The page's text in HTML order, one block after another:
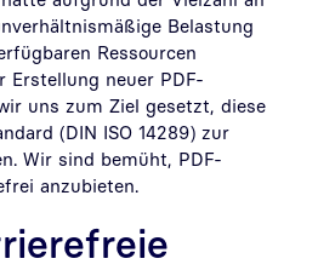
Belastung
Ressourcen
Erstellung neuer PDF-
uns zum Ziel gesetzt, diese
(DIN ISO 14289) zur
Wir sind bemüht, PDF-
anzubieten.